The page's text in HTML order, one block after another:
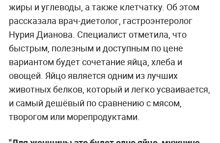
жиры и углеводы, а также клетчатку. Об этом
рассказала врач-диетолог, гастроэнтеролог
Нурия Дианова. Специалист отметила, что
быстрым, полезным и доступным по цене
вариантом будет сочетание яйца, хлеба и
овощей. Яйцо является одним из лучших
животных белков, который и легко усваивается,
и самый дешёвый по сравнению с мясом,
творогом или морепродуктами.